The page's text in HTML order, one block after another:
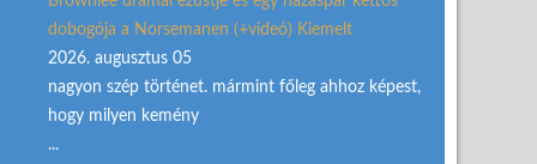
dobogója a Norsemanen (+videó) Kiemelt
2026. augusztus 05
nagyon szép történet. mármint főleg ahhoz képest,
hogy milyen kemény
...